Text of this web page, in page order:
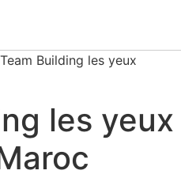
Building les yeux
les yeux